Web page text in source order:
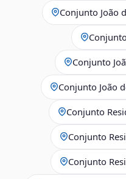
Conjunto João
Conjunto
Conjunto João
Conjunto
Conjunto
Conjunto